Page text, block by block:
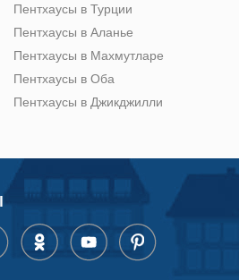
Пентхаусы в Турции
Пентхаусы в Аланье
Пентхаусы в Махмутларе
Пентхаусы в Оба
Пентхаусы в Джикджилли